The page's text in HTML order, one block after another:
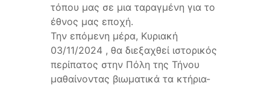
τόπου μας σε μια ταραγμένη για το
έθνος μας εποχή.
Την επόμενη μέρα, Κυριακή
03/11/2024 , θα διεξαχθεί ιστορικός
περίπατος στην Πόλη της Τήνου
μαθαίνοντας βιωματικά τα κτήρια-